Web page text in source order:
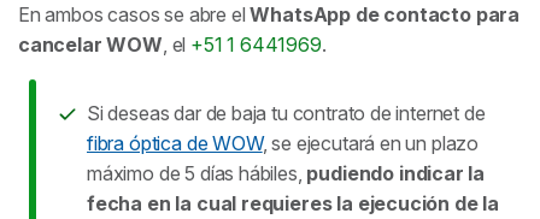
En ambos casos se abre elWhatsApp de contacto para
cancelar WOW , el +51 1 6441969.
Si deseas dar de baja tu contrato de internet de
fibra óptica de WOW, se ejecutará en un plazo
máximo de 5 días hábiles, pudiendo indicar la
fecha en la cual requieres la ejecución de la